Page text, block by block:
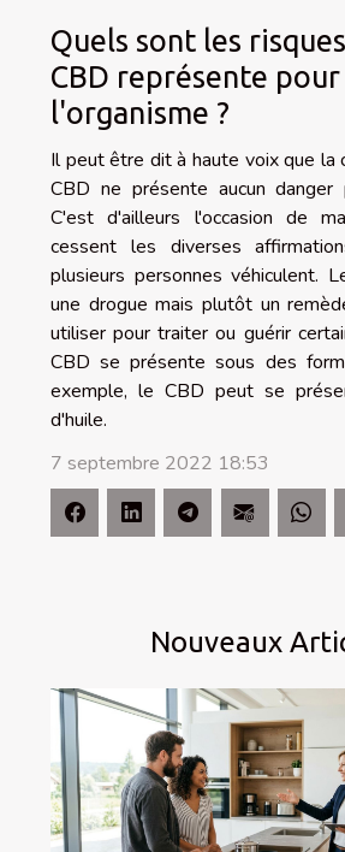
Quels sont les
CBD représente pour
l'organisme ?
Il peut être dit à haute voix que la
CBD ne présente aucun danger
C'est d'ailleurs l'occasion de
cessent les diverses
plusieurs personnes véhiculent.
une drogue mais plutôt un
utiliser pour traiter ou guérir
CBD se présente sous des
exemple, le CBD peut se
d'huile.
7 septembre 2022 18:53
Nouveaux